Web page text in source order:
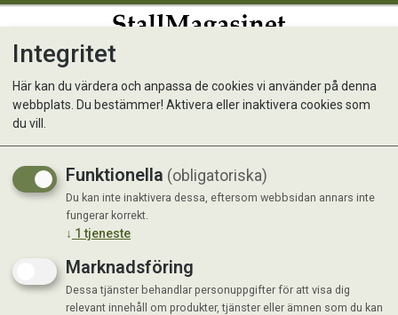
Jutesnöre natur 60m
Integritet
Här kan du värdera och anpassa de cookies vi använder på denna
webbplats. Du bestämmer! Aktivera eller inaktivera cookies som
du vill.
Funktionella (obligatoriska)
Du kan inte inaktivera dessa, eftersom webbsidan annars inte
fungerar korrekt.
↓ 1 tjeneste
Marknadsföring
Dessa tjänster behandlar personuppgifter för att visa dig
relevant innehåll om produkter, tjänster eller ämnen som du kan